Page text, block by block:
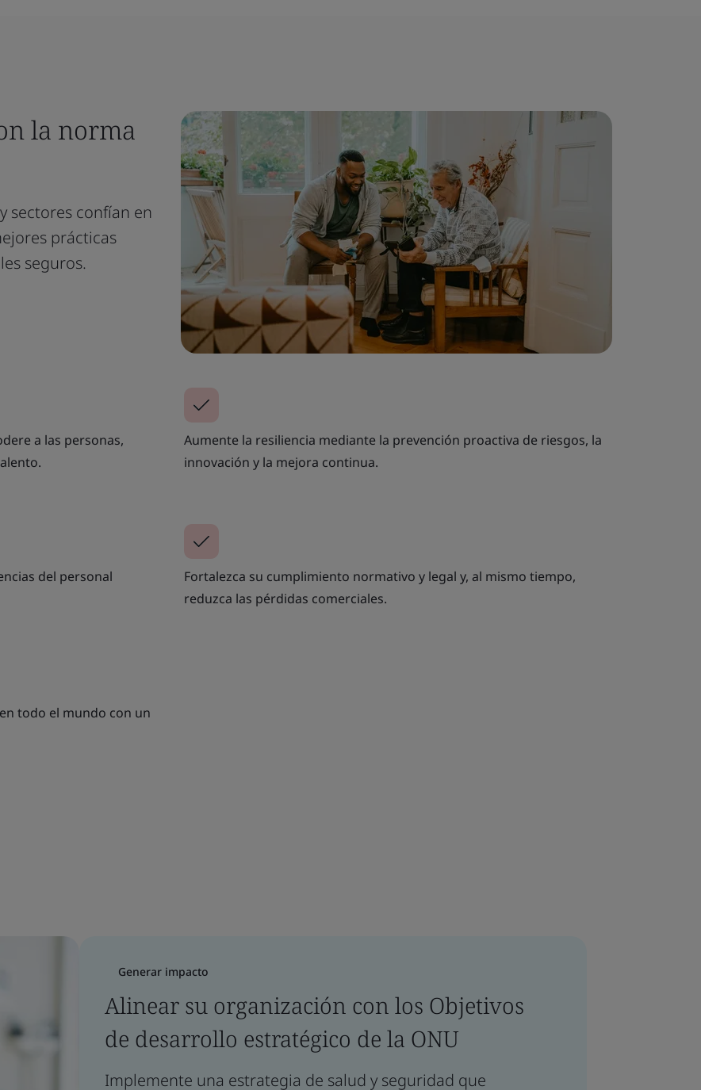
la norma
sectores confían en
prácticas
seguros.
a las personas,
Aumente la resiliencia mediante la prevención proactiva de riesgos, la
innovación y la mejora continua.
del personal
Fortalezca su cumplimiento normativo y legal y, al mismo tiempo,
reduzca las pérdidas comerciales.
todo el mundo con un
Generar impacto
Alinear su organización con los Objetivos
de desarrollo estratégico de la ONU
Implemente una estrategia de salud y seguridad que